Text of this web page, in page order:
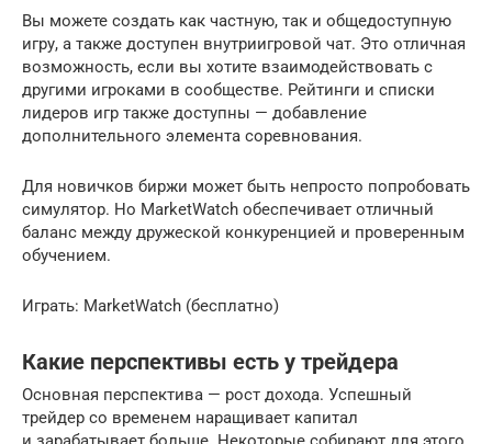
Вы можете создать как частную, так и общедоступную
игру, а также доступен внутриигровой чат. Это отличная
возможность, если вы хотите взаимодействовать с
другими игроками в сообществе. Рейтинги и списки
лидеров игр также доступны — добавление
дополнительного элемента соревнования.
Для новичков биржи может быть непросто попробовать
симулятор. Но MarketWatch обеспечивает отличный
баланс между дружеской конкуренцией и проверенным
обучением.
Играть: MarketWatch (бесплатно)
Какие перспективы есть у трейдера
Основная перспектива — рост дохода. Успешный
трейдер со временем наращивает капитал